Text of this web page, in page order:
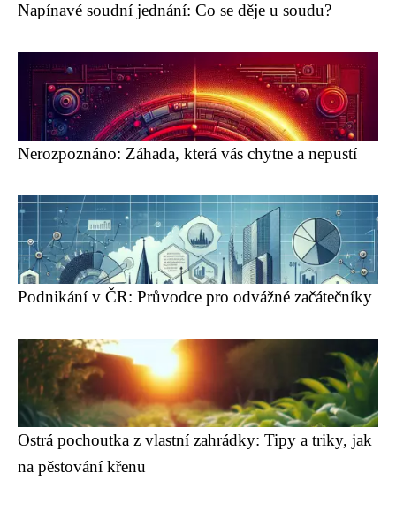
Napínavé soudní jednání: Co se děje u soudu?
Nerozpoznáno: Záhada, která vás chytne a nepustí
Podnikání v ČR: Průvodce pro odvážné začátečníky
Ostrá pochoutka z vlastní zahrádky: Tipy a triky, jak
na pěstování křenu